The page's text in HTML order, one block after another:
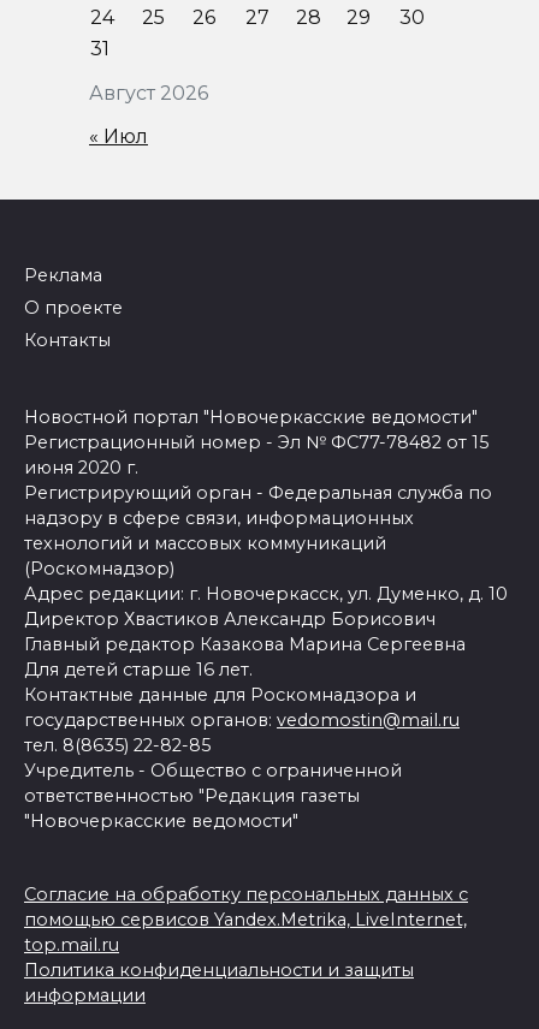
Август 2026
24
25 26 27 28 29
30
31
« Июл
Реклама
О проекте
Контакты
Новостной портал "Новочеркасские ведомости"
Регистрационный номер - Эл № ФС77-78482 от 15
июня 2020 г.
Регистрирующий орган - Федеральная служба по
надзору в сфере связи, информационных
технологий и массовых коммуникаций
(Роскомнадзор)
Адрес редакции: г. Новочеркасск, ул. Думенко, д. 10
Директор Хвастиков Александр Борисович
Главный редактор Казакова Марина Сергеевна
Для детей старше 16 лет.
Контактные данные для Роскомнадзора и
государственных органов: vedomostin@mail.ru
тел. 8(8635) 22-82-85
Учредитель - Общество с ограниченной
ответственностью "Редакция газеты
"Новочеркасские ведомости"
Согласие на обработку персональных данных с
помощью сервисов Yandex.Metrika, LiveInternet,
top.mail.ru
Политика конфиденциальности и защиты
информации